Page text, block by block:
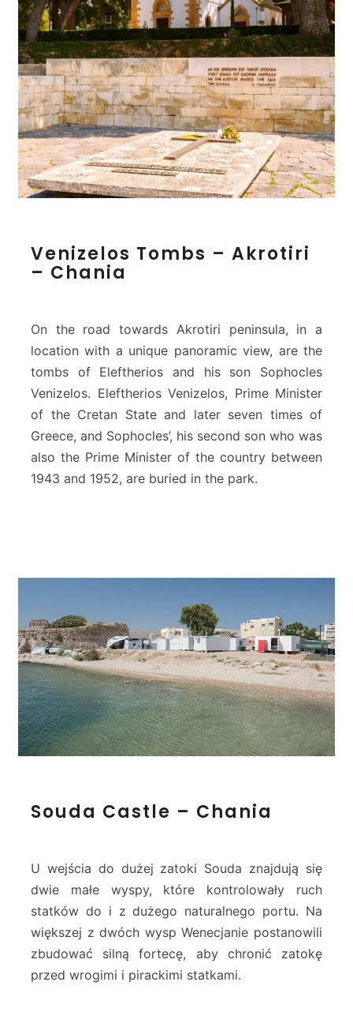
e
e
o
s
T
o
m
s
–
r
i
–
C
h
a
n
i
a
Venizelos Tombs – Akrotiri
– Chania
On the road towards Akrotiri peninsula, in a
location with a unique panoramic view, are the
tombs of Eleftherios and his son Sophocles
Venizelos. Eleftherios Venizelos, Prime Minister
of the Cretan State and later seven times of
Greece, and Sophocles’, his second son who was
also the Prime Minister of the country between
1943 and 1952, are buried in the park.
o
a
C
a
t
l
e
Souda Castle – Chania
U wejścia do dużej zatoki Souda znajdują się
dwie małe wyspy, które kontrolowały ruch
statków do i z dużego naturalnego portu. Na
większej z dwóch wysp Wenecjanie postanowili
zbudować silną fortecę, aby chronić zatokę
przed wrogimi i pirackimi statkami.